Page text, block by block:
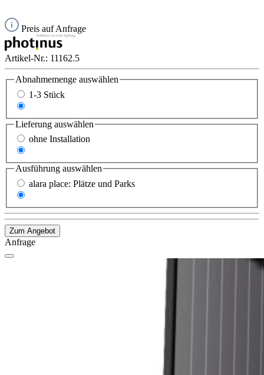
Preis auf Anfrage
Artikel-Nr.: 11162.5
Abnahmemenge auswählen
1-3 Stück
Lieferung auswählen
ohne Installation
Ausführung auswählen
alara place: Plätze und Parks
Zum Angebot
Anfrage